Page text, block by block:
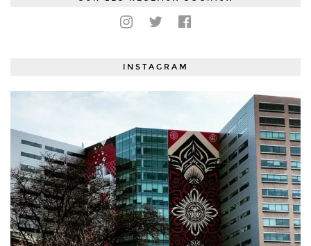
INSTAGRAM